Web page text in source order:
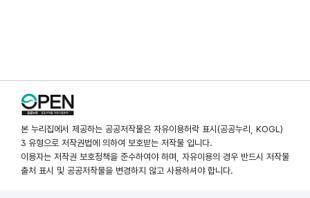
본 누리집에서 제공하는 공공저작물은 자유이용허락 표시(공공누리, KOGL)
3 유형으로 저작권법에 의하여 보호받는 저작물 입니다.
이용자는 저작권 보호정책을 준수하여야 하며, 자유이용의 경우 반드시 저작물
출처 표시 및 공공저작물을 변경하지 않고 사용하셔야 합니다.